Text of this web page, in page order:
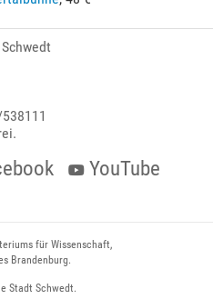
YouTube
für Wissenschaft,
Brandenburg.
Stadt Schwedt.